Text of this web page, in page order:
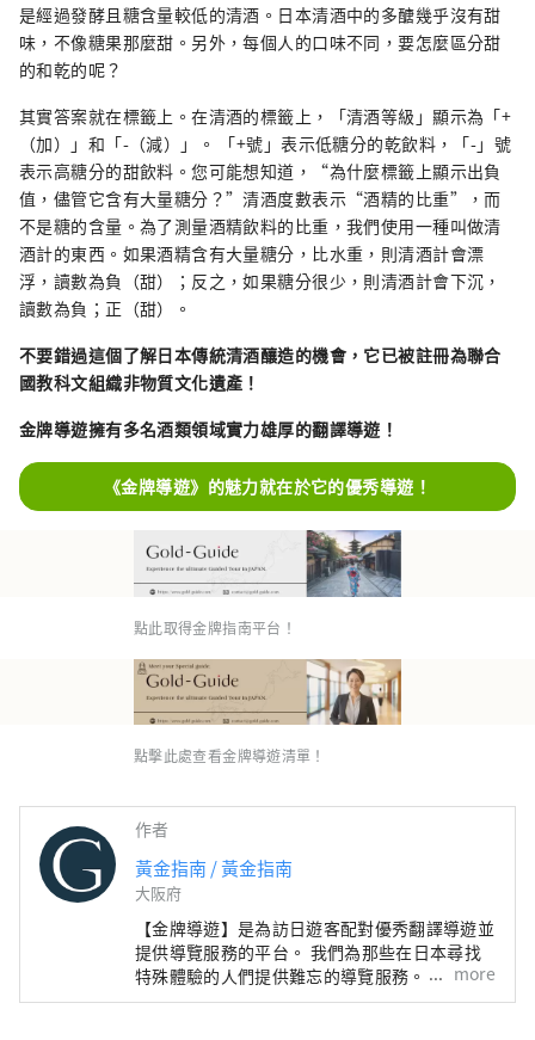
是經過發酵且糖含量較低的清酒。日本清酒中的多醣幾乎沒有甜
味，不像糖果那麼甜。另外，每個人的口味不同，要怎麼區分甜
的和乾的呢？
其實答案就在標籤上。在清酒的標籤上，「清酒等級」顯示為「+
（加）」和「-（減）」。 「+號」表示低糖分的乾​​飲料，「-」號
表示高糖分的甜飲料。您可能想知道，“為什麼標籤上顯示出負
值，儘管它含有大量糖分？”清酒度數表示“酒精的比重”，而
不是糖的含量。為了測量酒精飲料的比重，我們使用一種叫做清
酒計的東西。如果酒精含有大量糖分，比水重，則清酒計會漂
浮，讀數為負（甜）；反之，如果糖分很少，則清酒計會下沉，
讀數為負；正（甜）。
不要錯過這個了解日本傳統清酒釀造的機會，它已被註冊為聯合
國教科文組織非物質文化遺產！
金牌導遊擁有多名酒類領域實力雄厚的翻譯導遊！
《金牌導遊》的魅力就在於它的優秀導遊！
點此取得金牌指南平台！
點擊此處查看金牌導遊清單！
作者
黃金指南 / 黃金指南
大阪府
【金牌導遊】是為訪日遊客配對優秀翻譯導遊並
提供導覽服務的平台。 我們為那些在日本尋找
特殊體驗的人們提供難忘的導覽服務。 將日本
的魅力帶給世界各地的人們
more